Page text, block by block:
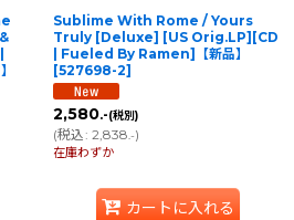
Sublime With Rome / Yours
Truly [Deluxe] [US Orig.LP][CD
| Fueled By Ramen]【新品】
[527698-2]
2,580.-(税別)
(税込: 2,838.-)
在庫わずか
カートに入れる